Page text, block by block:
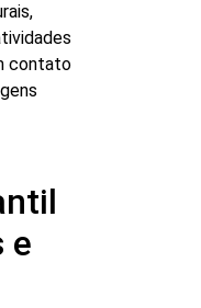
contato
e